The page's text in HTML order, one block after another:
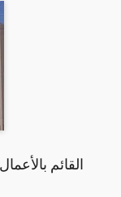
القائم